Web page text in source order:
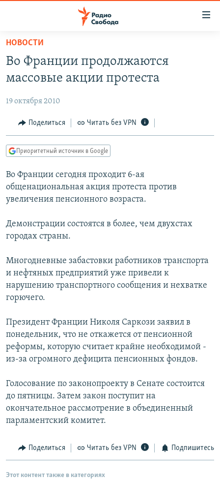
упрощенного
доступа
основному
Вернутся
главной
навигации
Вернутся
поиску
ПОДКАСТЫ
ЦИТАТЫ СВОБОДЫ
МНЕНИЯ
IDEL.РЕАЛИИ
КАВКАЗ.РЕАЛИИ
СЕВЕР.РЕАЛИИ
РАСПИСАНИЕ ВЕЩАНИЯ
СОЦИАЛЬНЫЕ СЕТИ
Все сайты РСЕ/РС
НОВОСТИ
Во Франции продолжаются
массовые акции протеста
19 октября 2010
Поделиться Читать без VPN
Приоритетный источник в Google
Во Франции сегодня проходит 6-ая
общенациональная акция протеста против
увеличения пенсионного возраста.
Демонстрации состоятся в более, чем двухстах
городах страны.
Многодневные забастовки работников транспорта
и нефтяных предприятий уже привели к
нарушению транспортного сообщения и нехватке
горючего.
Президент Франции Николя Саркози заявил в
понедельник, что не откажется от пенсионной
реформы, которую считает крайне необходимой -
из-за огромного дефицита пенсионных фондов.
Голосование по законопроекту в Сенате состоится
до пятницы. Затем закон поступит на
окончательное рассмотрение в объединенный
парламентский комитет.
Поделиться Читать без VPN Подпишитесь
Этот контент также в категориях